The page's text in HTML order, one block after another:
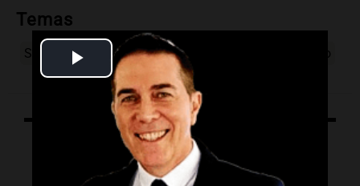
Play
Video
Temas
Sergio Massa Empresarios conflicto
Lo último